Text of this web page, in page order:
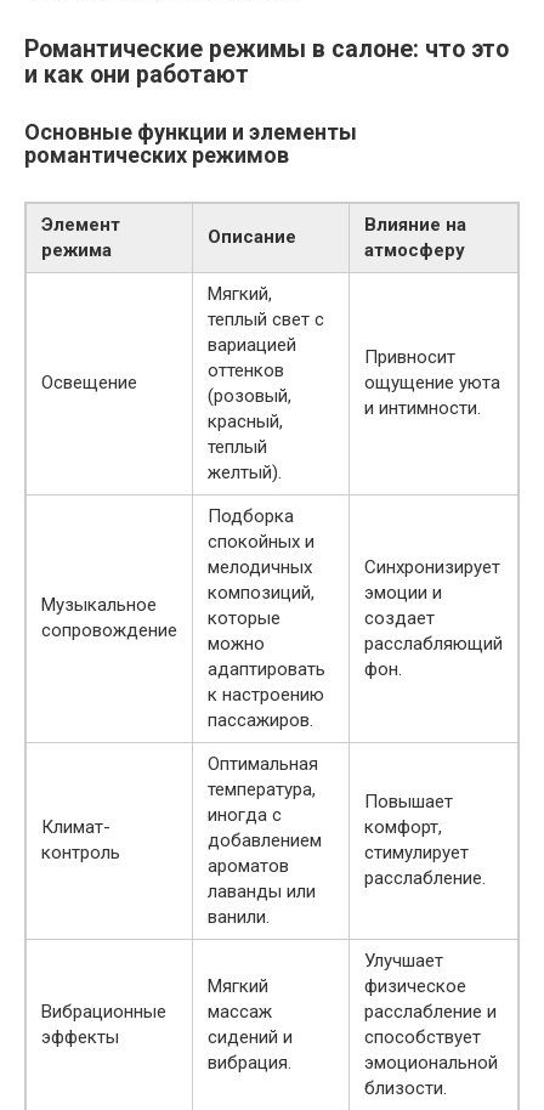
Романтические режимы в салоне: что это
и как они работают
Основные функции и элементы
романтических режимов
Элемент
режима
Описание
Влияние на
атмосферу
Освещение
Мягкий,
теплый свет с
вариацией
оттенков
(розовый,
красный,
теплый
желтый).
Привносит
ощущение уюта
и интимности.
Музыкальное
сопровождение
Подборка
спокойных и
мелодичных
композиций,
которые
можно
адаптировать
к настроению
пассажиров.
Синхронизирует
эмоции и
создает
расслабляющий
фон.
Климат-
контроль
Оптимальная
температура,
иногда с
добавлением
ароматов
лаванды или
ванили.
Повышает
комфорт,
стимулирует
расслабление.
Вибрационные
эффекты
Мягкий
массаж
сидений и
вибрация.
Улучшает
физическое
расслабление и
способствует
эмоциональной
близости.